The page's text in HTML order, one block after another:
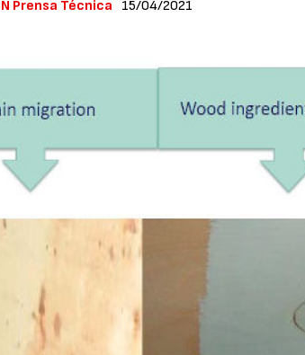
Prensa Técnica 15/04/2021